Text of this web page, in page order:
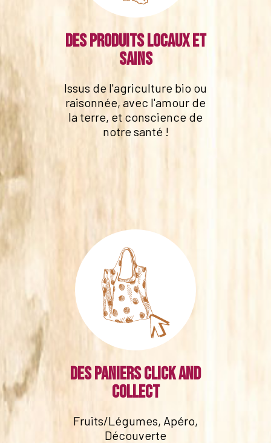
Des produits locaux et
sains
Issus de l'agriculture bio ou
raisonnée, avec l'amour de
la terre, et conscience de
notre santé !
Des paniers click and
collect
Fruits/Légumes, Apéro,
Découverte